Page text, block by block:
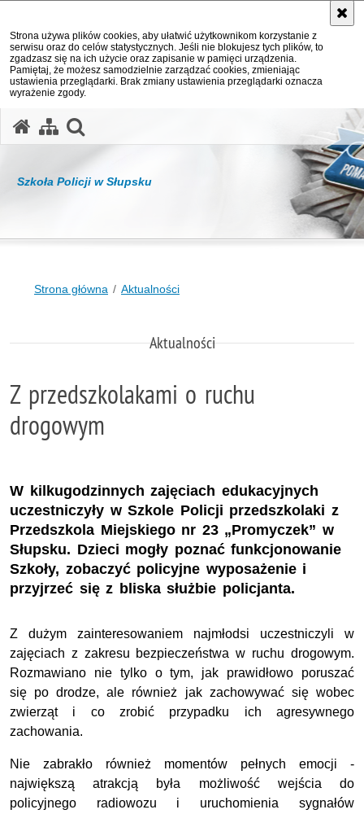
Strona używa plików cookies, aby ułatwić użytkownikom korzystanie z
serwisu oraz do celów statystycznych. Jeśli nie blokujesz tych plików, to
zgadzasz się na ich użycie oraz zapisanie w pamięci urządzenia.
Pamiętaj, że możesz samodzielnie zarządzać cookies, zmieniając
ustawienia przeglądarki. Brak zmiany ustawienia przeglądarki oznacza
wyrażenie zgody.
Szkoła Policji w Słupsku
Strona główna Aktualności
Aktualności
Z przedszkolakami o ruchu
drogowym
W kilkugodzinnych zajęciach edukacyjnych
uczestniczyły w Szkole Policji przedszkolaki z
Przedszkola Miejskiego nr 23 „Promyczek” w
Słupsku. Dzieci mogły poznać funkcjonowanie
Szkoły, zobaczyć policyjne wyposażenie i
przyjrzeć się z bliska służbie policjanta.
Z dużym zainteresowaniem najmłodsi uczestniczyli w
zajęciach z zakresu bezpieczeństwa w ruchu drogowym.
Rozmawiano nie tylko o tym, jak prawidłowo poruszać
się po drodze, ale również jak zachowywać się wobec
zwierząt i co zrobić przypadku ich agresywnego
zachowania.
Nie zabrakło również momentów pełnych emocji -
największą atrakcją była możliwość wejścia do
policyjnego radiowozu i uruchomienia sygnałów